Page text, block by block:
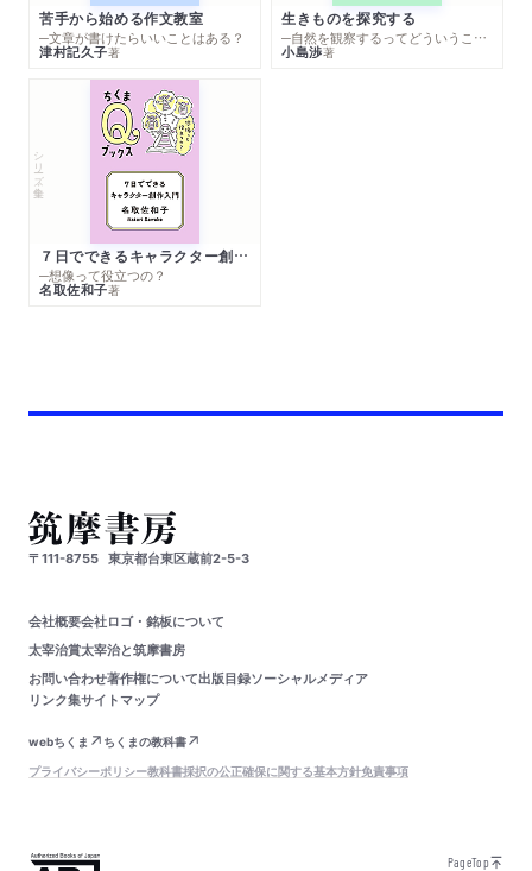
苦手から始める作文教室
─文章が書けたらいいことはある？
津村記久子著
生きものを探究する
─自然を観察するってどういうこと？
小島渉著
シリーズ・全集
７日でできるキャラクター創作入門
─想像って役立つの？
名取佐和子著
〒111-8755 東京都台東区蔵前2-5-3
会社概要会社ロゴ・銘板について
太宰治賞太宰治と筑摩書房
お問い合わせ著作権について出版目録ソーシャルメディア
リンク集サイトマップ
webちくま
ちくまの教科書
プライバシーポリシー教科書採択の公正確保に関する基本方針免責事項
PageTop